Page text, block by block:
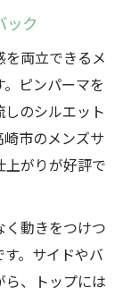
ック
両立できるメ
ピンパーマを
のシルエット
市のメンズサ
上がりが好評で
く動きをつけつ
。サイドやバ
ら、トップには